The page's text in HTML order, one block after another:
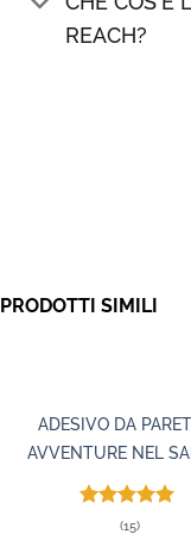
REACH?
PRODOTTI SIMILI
ADESIVO DA
AVVENTURE NEL
TESSUTO,
Valutato
(15)